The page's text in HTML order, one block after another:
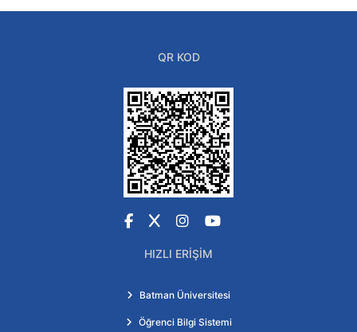
QR KOD
Facebook
X Instagram
YouTube
HIZLI ERIŞIM
Batman Üniversitesi
Öğrenci Bilgi Sistemi